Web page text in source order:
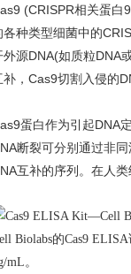
(CRISPR相关蛋白
各种类型细菌中的
外源DNA(如质粒DNA
补，Cas9切割入侵的
蛋白作为引起DNA
断裂可分别通过非
互补的序列。在人
Biolabs的Cas9
mL。